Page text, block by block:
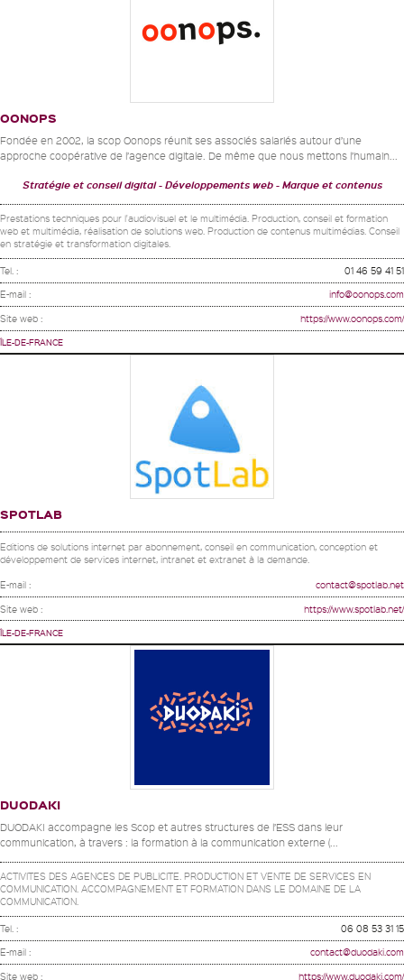
OONOPS
Fondée en 2002, la scop Oonops réunit ses associés salariés autour d’une
approche coopérative de l’agence digitale. De même que nous mettons l’humain...
Stratégie et conseil digital Développements web Marque et contenus
Prestations techniques pour l'audiovisuel et le multimédia. Production, conseil et formation
web et multimédia, réalisation de solutions web. Production de contenus multimédias. Conseil
en stratégie et transformation digitales.
Tel. : 01 46 59 41 51
E-mail : info@oonops.com
Site web : https://www.oonops.com/
ÎLE-DE-FRANCE
SPOTLAB
Editions de solutions internet par abonnement, conseil en communication, conception et
développement de services internet, intranet et extranet à la demande.
E-mail : contact@spotlab.net
Site web : https://www.spotlab.net/
ÎLE-DE-FRANCE
DUODAKI
DUODAKI accompagne les Scop et autres structures de l’ESS dans leur
communication, à travers : la formation à la communication externe (...
ACTIVITES DES AGENCES DE PUBLICITE. PRODUCTION ET VENTE DE SERVICES EN
COMMUNICATION. ACCOMPAGNEMENT ET FORMATION DANS LE DOMAINE DE LA
COMMUNICATION.
Tel. : 06 08 53 31 15
E-mail : contact@duodaki.com
Site web : https://www.duodaki.com/